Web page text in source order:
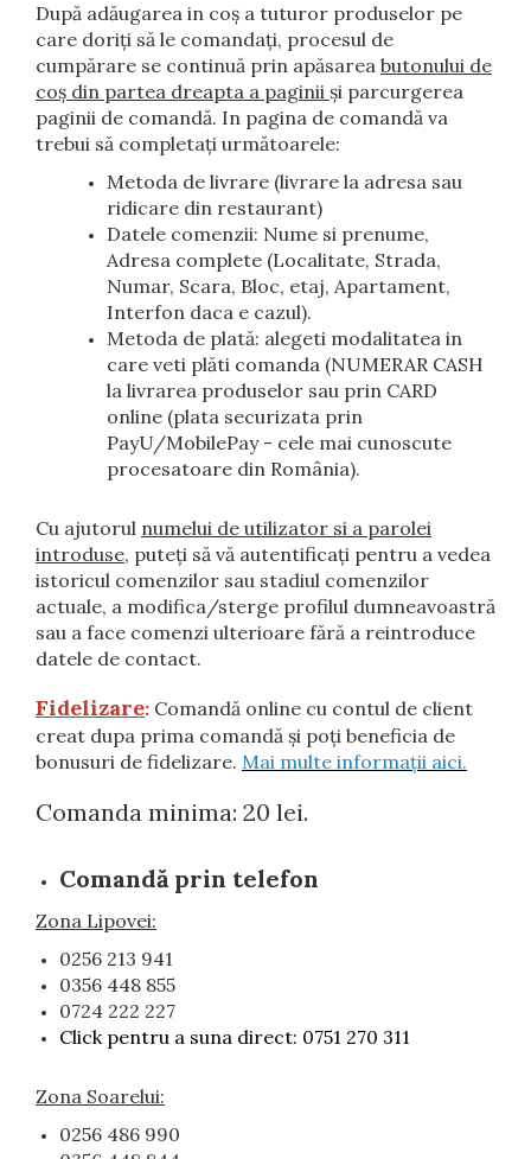
După adăugarea in coș a tuturor produselor pe
care doriți să le comandați, procesul de
cumpărare se continuă prin apăsarea butonului de
coș din partea dreapta a paginii și parcurgerea
paginii de comandă. In pagina de comandă va
trebui să completați următoarele:
Metoda de livrare (livrare la adresa sau
ridicare din restaurant)
Datele comenzii: Nume si prenume,
Adresa complete (Localitate, Strada,
Numar, Scara, Bloc, etaj, Apartament,
Interfon daca e cazul).
Metoda de plată: alegeti modalitatea in
care veti plăti comanda (NUMERAR CASH
la livrarea produselor sau prin CARD
online (plata securizata prin
PayU/MobilePay - cele mai cunoscute
procesatoare din România).
Cu ajutorul numelui de utilizator si a parolei
introduse, puteți să vă autentificați pentru a vedea
istoricul comenzilor sau stadiul comenzilor
actuale, a modifica/sterge profilul dumneavoastră
sau a face comenzi ulterioare fără a reintroduce
datele de contact.
Fidelizare: Comandă online cu contul de client
creat dupa prima comandă și poți beneficia de
bonusuri de fidelizare. Mai multe informații aici.
Comanda minima: 20 lei.
Comandă prin telefon
Zona Lipovei:
0256 213 941
0356 448 855
0724 222 227
Click pentru a suna direct: 0751 270 311
Zona Soarelui:
0256 486 990